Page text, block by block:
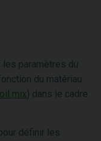
paramètres du
du matériau
mix) dans le cadre
définir les